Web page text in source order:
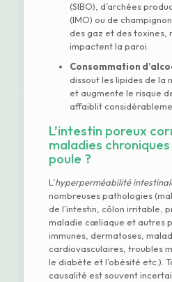
(SIBO), d’archées
(IMO) ou de
des gaz et des
impactent la paroi.
Consommation
dissout les lipides de la
et augmente le risque
affaiblit
L’intestin poreux
maladies
poule ?
L’hyperperméabilité
nombreuses pathologies
de l’intestin, côlon irritable,
maladie cœliaque et autres
immunes, dermatoses,
cardiovasculaires, troubles
le diabète et l’obésité etc.).
causalité est souvent